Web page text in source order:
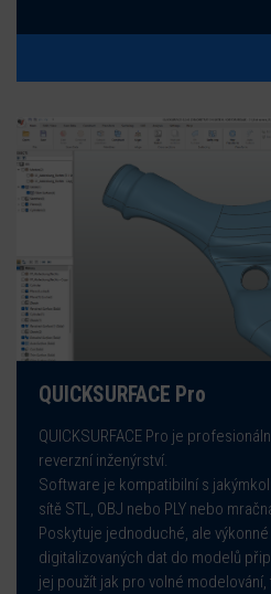
QUICKSURFACE Pro
QUICKSURFACE Pro je
reverzní inženýrství.
Software je kompatibilní s
sítě STL, OBJ nebo PLY nebo
Poskytuje jednoduché, ale
digitalizovaných dat do modelů
jej použít jak pro volné